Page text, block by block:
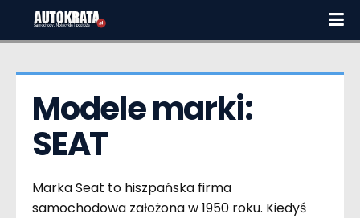
Modele marki:
SEAT
Marka Seat to hiszpańska firma
samochodowa założona w 1950 roku. Kiedyś